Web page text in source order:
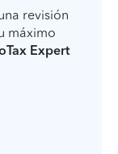
revisión
máximo
Expert